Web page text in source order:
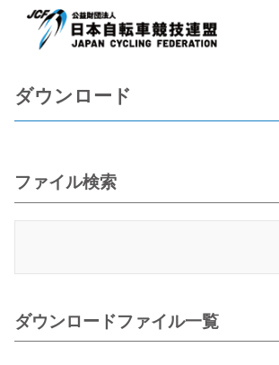
ダウンロード
ファイル検索
ダウンロードファイル一覧